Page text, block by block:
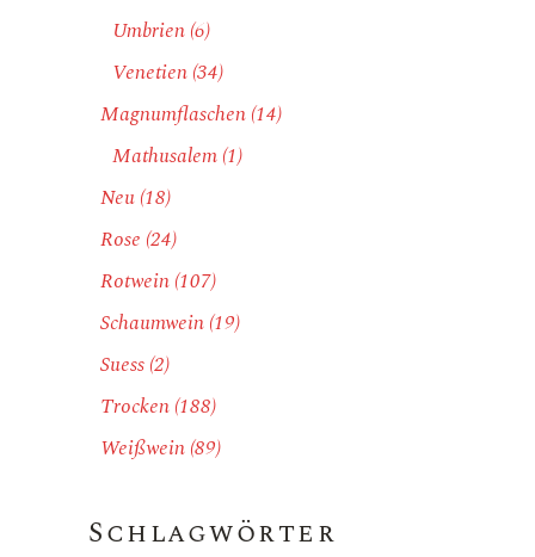
Umbrien(6)
Venetien(34)
Magnumflaschen(14)
Mathusalem(1)
Neu(18)
Rose (24)
Rotwein(107)
Schaumwein(19)
Suess(2)
Trocken(188)
Weißwein(89)
Schlagwörter